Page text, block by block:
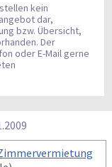
kein
dar,
bzw. Übersicht,
Der
oder E-Mail gerne
009